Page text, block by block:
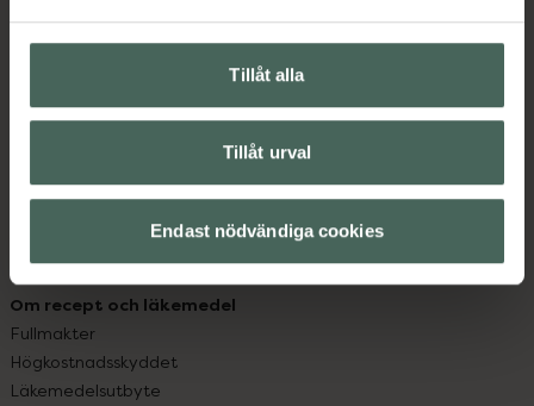
Tillåt alla
Tillåt urval
Endast nödvändiga cookies
Handla tryggt
Leverans, betalning och retur
Sajtens tillgänglighet
Köpvillkor
Om recept och läkemedel
Fullmakter
Högkostnadsskyddet
Läkemedelsutbyte